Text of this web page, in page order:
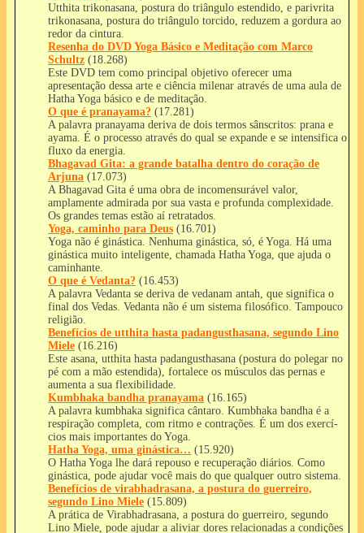
Utthita trikonasana, postura do triângulo estendido, e parivrita
trikonasana, postura do triângulo torcido, reduzem a gordura ao
redor da cintura.
Resenha do DVD Yoga Básico e Meditação com Marco
Schultz (18.268)
Este DVD tem como principal objetivo oferecer uma
apresentação dessa arte e ciência milenar através de uma aula de
Hatha Yoga básico e de meditação.
O que é pranayama? (17.281)
A palavra pranayama deriva de dois termos sânscritos: prana e
ayama. É o processo através do qual se expande e se intensifica o
fluxo da energia.
Bhagavad Gita: a grande batalha dentro do coração de
Arjuna (17.073)
A Bhagavad Gita é uma obra de incomensurável valor,
amplamente admirada por sua vasta e profunda complexidade.
Os grandes temas estão aí­ retratados.
Yoga, caminho para Deus (16.701)
Yoga não é ginástica. Nenhuma ginástica, só, é Yoga. Há uma
ginástica muito inteligente, chamada Hatha Yoga, que ajuda o
caminhante.
O que é Vedanta? (16.453)
A palavra Vedanta se deriva de vedanam antah, que significa o
final dos Vedas. Vedanta não é um sistema filosófico. Tampouco
religião.
Benefícios de utthita hasta padangusthasana, segundo Lino
Miele (16.216)
Este asana, utthita hasta padangusthasana (postura do polegar no
pé com a mão estendida), fortalece os músculos das pernas e
aumenta a sua flexibilidade.
Kumbhaka bandha pranayama (16.165)
A palavra kumbhaka significa cântaro. Kumbhaka bandha é a
respiração completa, com ritmo e contrações. É um dos exercí­
cios mais importantes do Yoga.
Hatha Yoga, uma ginástica… (15.920)
O Hatha Yoga lhe dará repouso e recuperação diários. Como
ginástica, pode ajudar você mais do que qualquer outro sistema.
Benefícios de virabhadrasana, a postura do guerreiro,
segundo Lino Miele (15.809)
A prática de Virabhadrasana, a postura do guerreiro, segundo
Lino Miele, pode ajudar a aliviar dores relacionadas a condições